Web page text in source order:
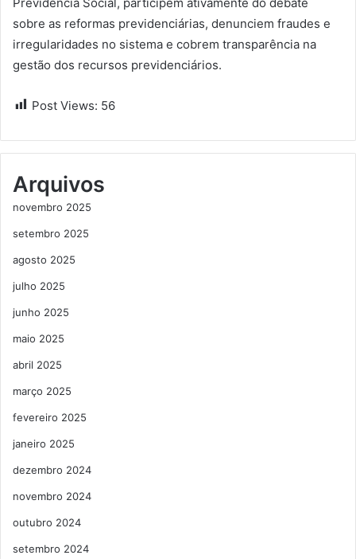
sobre as reformas previdenciárias, denunciem fraudes e
irregularidades no sistema e cobrem transparência na
gestão dos recursos previdenciários.
Post Views: 56
Arquivos
novembro 2025
setembro 2025
agosto 2025
julho 2025
junho 2025
maio 2025
abril 2025
março 2025
fevereiro 2025
janeiro 2025
dezembro 2024
novembro 2024
outubro 2024
setembro 2024